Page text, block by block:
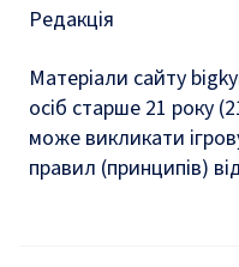
Редакція
Матеріали сайту
осіб старше 21 року
може викликати
правил (принципів)